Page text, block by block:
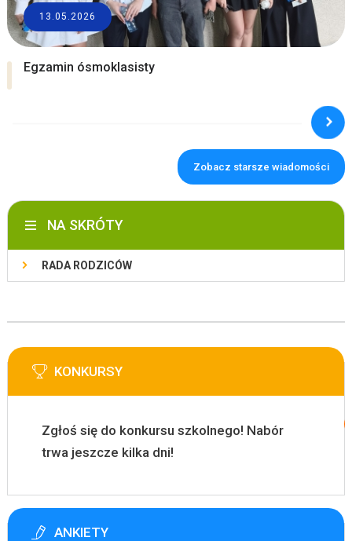
13.05.2026
Egzamin ósmoklasisty
Zobacz starsze wiadomości
NA SKRÓTY
RADA RODZICÓW
KONKURSY
Zgłoś się do konkursu szkolnego! Nabór
trwa jeszcze kilka dni!
ANKIETY